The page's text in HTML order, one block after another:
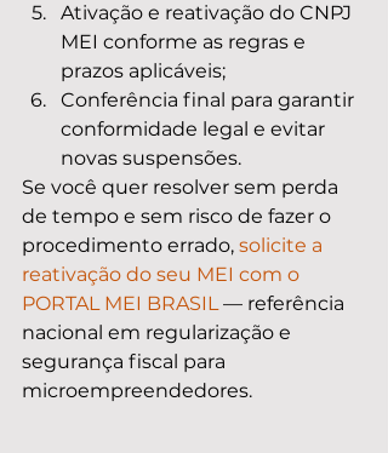
Ativação e reativação do CNPJ
MEI conforme as regras e
prazos aplicáveis;
Conferência final para garantir
conformidade legal e evitar
novas suspensões.
Se você quer resolver sem perda
de tempo e sem risco de fazer o
procedimento errado, solicite a
reativação do seu MEI com o
PORTAL MEI BRASIL — referência
nacional em regularização e
segurança fiscal para
microempreendedores.